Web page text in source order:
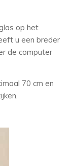
op het
u een breder
de computer
70 cm en